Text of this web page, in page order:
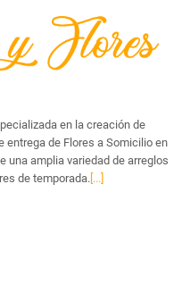
en la creación de
entrega de Flores a Somicilio en
una amplia variedad de arreglos
de temporada. [...]